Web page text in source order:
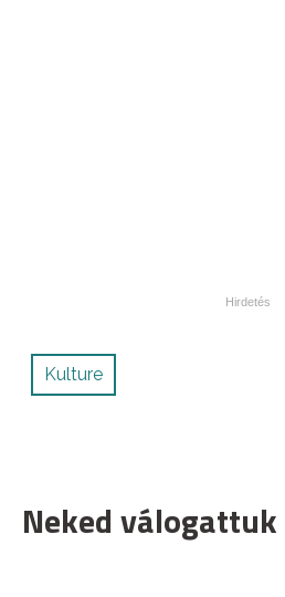
Kulture
Neked válogattuk